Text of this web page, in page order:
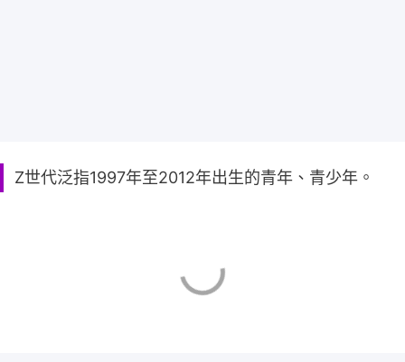
Z世代泛指1997年至2012年出生的青年、青少年。